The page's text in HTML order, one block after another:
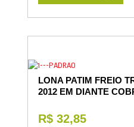
LONA PATIM FREIO
2012 EM DIANTE
R$ 32,85